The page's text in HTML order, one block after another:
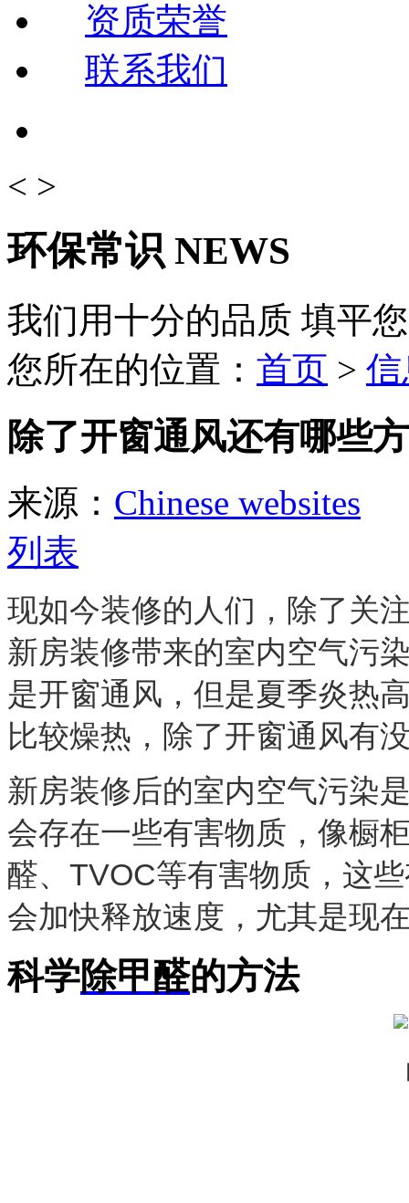
资质荣誉
联系我们
< >
环保常识 NEWS
我们用十分的品质 填平
您所在的位置： 首页 >
除了开窗通风还有哪些
来源： Chinese websites
列表
现如今装修的人们，除了关
新房装修带来的室内空气污
是开窗通风，但是夏季炎热
比较燥热，除了开窗通风有
新房装修后的室内空气污染
会存在一些有害物质，像橱
醛、TVOC等有害物质，这
会加快释放速度，尤其是现
科学除甲醛的方法